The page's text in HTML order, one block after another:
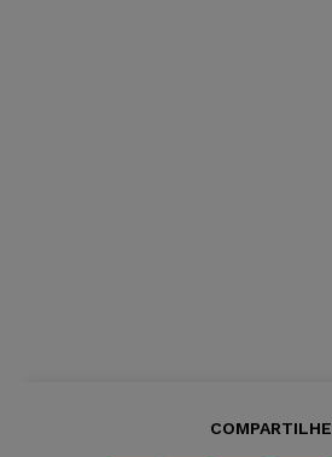
COMPARTILHE